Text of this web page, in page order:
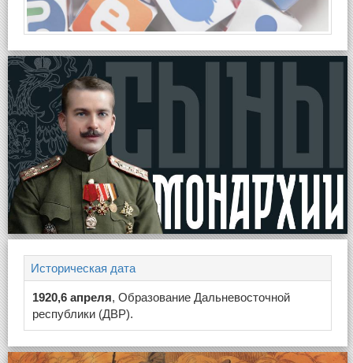
Историческая дата
1920,6 апреля, Образование Дальневосточной
республики (ДВР).